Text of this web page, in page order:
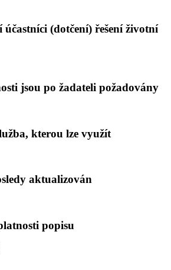
(dotčení) řešení životní
jsou po žadateli požadovány
kterou lze využít
aktualizován
popisu